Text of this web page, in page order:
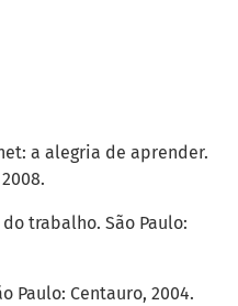
a alegria de aprender.
do trabalho. São Paulo:
Paulo: Centauro, 2004.